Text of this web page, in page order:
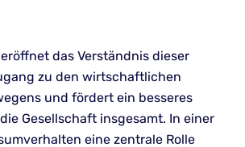
das Verständnis dieser
zu den wirtschaftlichen
und fördert ein besseres
Gesellschaft insgesamt. In einer
eine zentrale Rolle